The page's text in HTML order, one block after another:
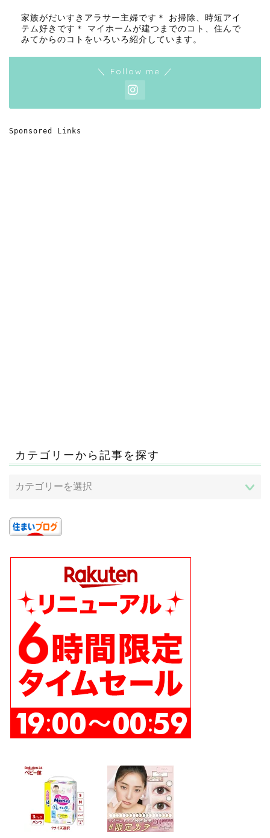
家族がだいすきアラサー主婦です＊ お掃除、時短アイ
テム好きです＊ マイホームが建つまでのコト、住んで
みてからのコトをいろいろ紹介しています。
＼ Follow me ／
Sponsored Links
カテゴリーから記事を探す